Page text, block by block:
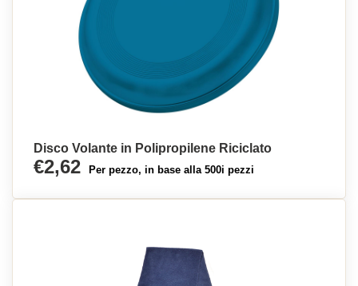
Disco Volante in Polipropilene Riciclato
€2,62 Per pezzo, in base alla 500i pezzi